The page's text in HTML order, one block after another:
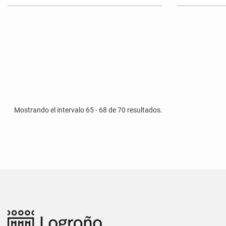
Mostrando el intervalo 65 - 68 de 70 resultados.